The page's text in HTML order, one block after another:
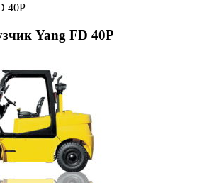
40P
Yang FD 40P